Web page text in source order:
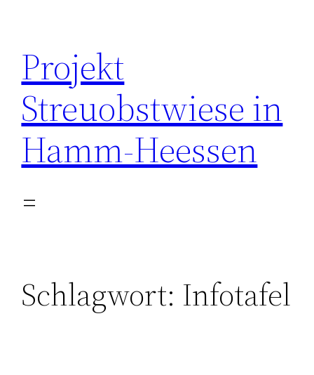
springen
Projekt
Streuobstwiese in
Hamm-Heessen
Schlagwort: Infotafel